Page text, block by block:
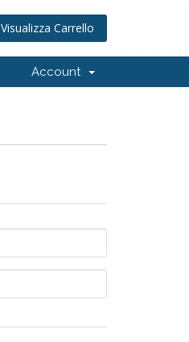
Visualizza Carrello
Account